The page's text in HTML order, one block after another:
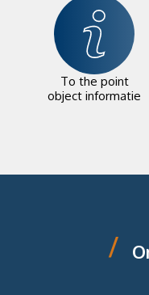
To the point
object informatie
/